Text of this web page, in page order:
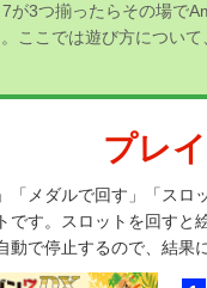
が3つ揃ったらその場で
ここでは遊び方につい
プレ
「メダルで回す」「ス
です。スロットを回すと
動で停止するので、結果